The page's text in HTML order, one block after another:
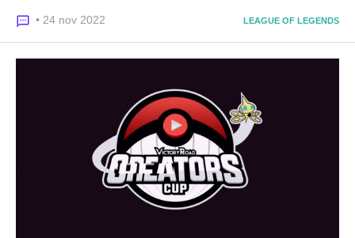
• 24 nov 2022 LEAGUE OF LEGENDS